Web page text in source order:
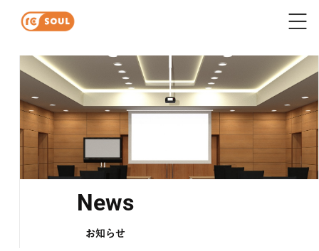
News
お知らせ